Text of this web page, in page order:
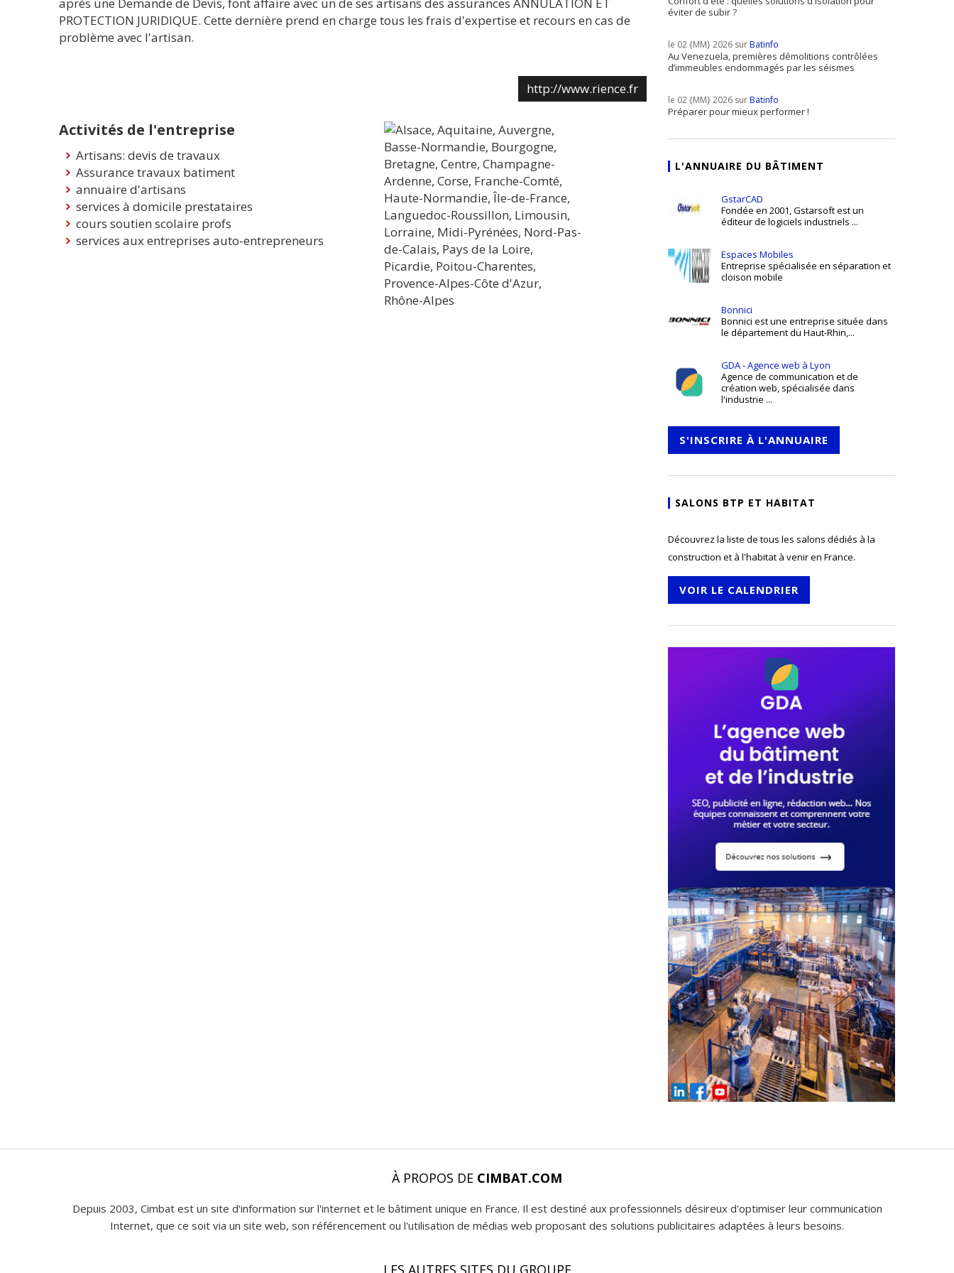
après une Demande de Devis, font affaire avec un de ses artisans des assurances ANNULATION ET
PROTECTION JURIDIQUE. Cette dernière prend en charge tous les frais d'expertise et recours en cas de
problème avec l'artisan.
http://www.rience.fr
Activités de l'entreprise
Artisans: devis de travaux
Assurance travaux batiment
annuaire d'artisans
services à domicile prestataires
cours soutien scolaire profs
services aux entreprises auto-entrepreneurs
éviter de subir ?
le 02 {MM} 2026 surBatinfo
Au Venezuela, premières démolitions contrôlées
d’immeubles endommagés par les séismes
le 02 {MM} 2026 surBatinfo
Préparer pour mieux performer !
L'ANNUAIRE DU BÂTIMENT
GstarCAD
Fondée en 2001, Gstarsoft est un
éditeur de logiciels industriels ...
Espaces Mobiles
Entreprise spécialisée en séparation et
cloison mobile
Bonnici
Bonnici est une entreprise située dans
le département du Haut-Rhin,...
GDA - Agence web à Lyon
Agence de communication et de
création web, spécialisée dans
l'industrie ...
S'INSCRIRE À L'ANNUAIRE
SALONS BTP ET HABITAT
Découvrez la liste de tous les salons dédiés à la
construction et à l'habitat à venir en France.
VOIR LE CALENDRIER
À PROPOS DE CIMBAT.COM
Depuis 2003, Cimbat est un site d'information sur l'internet et le bâtiment unique en France. Il est destiné aux professionnels désireux d'optimiser leur communication
Internet, que ce soit via un site web, son référencement ou l'utilisation de médias web proposant des solutions publicitaires adaptées à leurs besoins.
LES AUTRES SITES DU GROUPE